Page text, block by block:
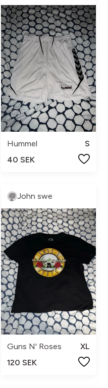
Hummel
S
40 SEK
John swe
Guns N' Roses
XL
120 SEK